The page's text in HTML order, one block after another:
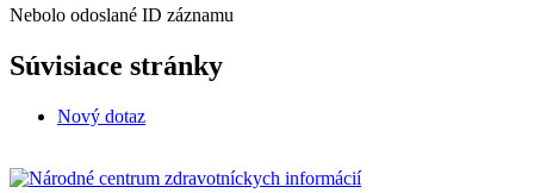
Nebolo odoslané ID záznamu
Súvisiace stránky
Nový dotaz